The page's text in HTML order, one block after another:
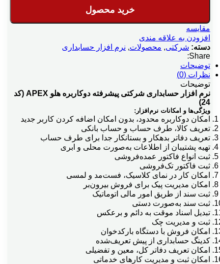
توليد اتوماتيك بر اساس فرمول توليد
چند ارزي جدید
حراجي و تخفيفات پلکانی
خدمات برحسب درصدي ازمبلغ كل فاكتور
سرشكن هزينه درقيمت خريد
سرفصل آزاد
كيت درج كارمزد
خرید محصول
مقایسه
افزودن به علاقه مندی
دسته: شرکتی, محصولات, نرم افزار حسابداری
Share:
توضیحات
نظرات (0)
توضیحات
نرم افزار حسابداری شرکتی پیشرفته دوکاربره هلو APEX (کد
24)
ویژگی‌ها و امکانات نرم‌افزار:
امکان دوکاربره محدود، بدون امکان اضافه کردن کاربر جدید
تعریف کالا، طرف حساب و حساب بانکی
تعریف دفاتر بدهکار و بستانکار جدا برای طرف حساب
تهیه پشتیبان از اطلاعات به‌صورت محلی و ابری
ثبت انواع فاکتور عمده‌فروشی
ثبت فاکتور تک‌فروشی
امکان کار در نمای کلاسیک، فست‌مد و لمسی
امکان مدیریت پیک برای فروش بیرون‌بر
ثبت سند از طریق امور مالی اتوماتیک
ثبت سند به‌صورت دستی
تبدیل اسناد موقت به دائم و برعکس
ثبت و مدیریت چک
امکان فروش با دستگاه بارکدخوان
کدینگ حسابداری از پیش تعریف‌شده
امکان تعریف دفاتر کل، معین و تفضیلی
امکان ثبت و مدیریت کارهای خدماتی